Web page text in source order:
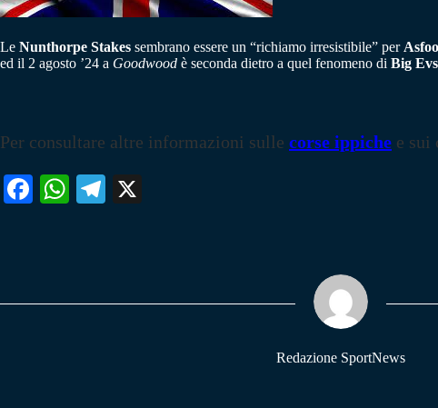
Le Nunthorpe Stakes sembrano essere un “richiamo irresistibile” per
ed il 2 agosto ’24 a Goodwood è seconda dietro a quel fenomeno di Big Evs
Per consultare altre informazioni sulle corse ippiche e sui
Fa W
pp
Te
m
Redazione SportNews